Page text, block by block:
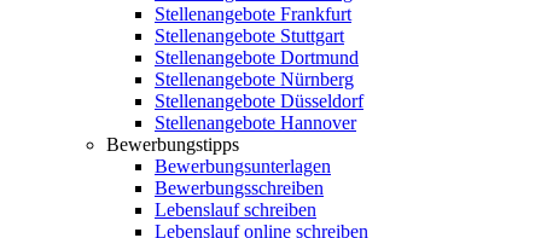
Stellenangebote Frankfurt
Stellenangebote Stuttgart
Stellenangebote Dortmund
Stellenangebote Nürnberg
Stellenangebote Düsseldorf
Stellenangebote Hannover
Bewerbungstipps
Bewerbungsunterlagen
Bewerbungsschreiben
Lebenslauf schreiben
Lebenslauf online schreiben